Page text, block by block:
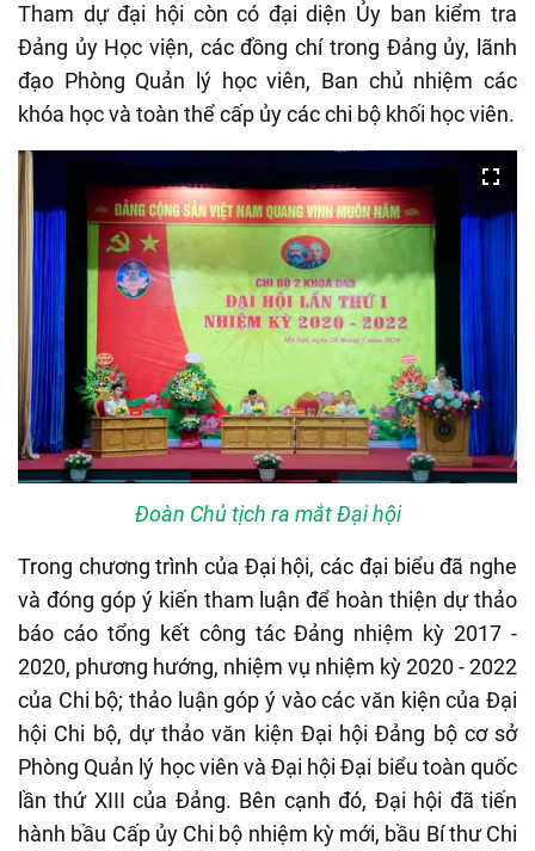
Tham dự đại hội còn có đại diện Ủy ban kiểm tra
Đảng ủy Học viện, các đồng chí trong Đảng ủy, lãnh
đạo Phòng Quản lý học viên, Ban chủ nhiệm các
khóa học và toàn thể cấp ủy các chi bộ khối học viên.
Đoàn Chủ tịch ra mắt Đại hội
Trong chương trình của Đại hội, các đại biểu đã nghe
và đóng góp ý kiến tham luận để hoàn thiện dự thảo
báo cáo tổng kết công tác Đảng nhiệm kỳ 2017 -
2020, phương hướng, nhiệm vụ nhiệm kỳ 2020 - 2022
của Chi bộ; thảo luận góp ý vào các văn kiện của Đại
hội Chi bộ, dự thảo văn kiện Đại hội Đảng bộ cơ sở
Phòng Quản lý học viên và Đại hội Đại biểu toàn quốc
lần thứ XIII của Đảng. Bên cạnh đó, Đại hội đã tiến
hành bầu Cấp ủy Chi bộ nhiệm kỳ mới, bầu Bí thư Chi